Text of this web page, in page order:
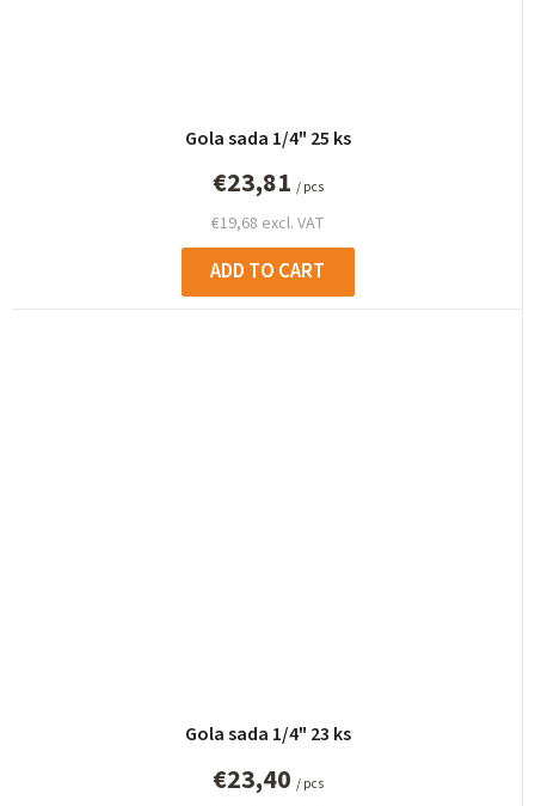
Gola sada 1/4" 25 ks
€19,68 excl. VAT
€23,81 / pcs
ADD TO CART
Gola sada 1/4" 23 ks
€23,40 / pcs